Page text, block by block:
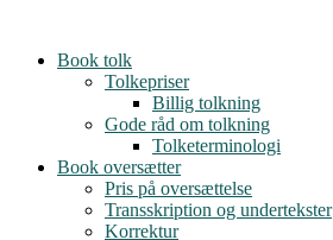
contentBook tolk
Tolkepriser
Billig tolkning
Gode råd om tolkning
Tolketerminologi
Book oversætter
Pris på oversættelse
Transskription og undertekster
Korrektur